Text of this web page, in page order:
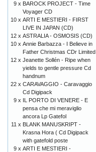
9 x BAROCK PROJECT - Time
Voyager CD
10 x ARTI E MESTIERI - FIRST
LIVE IN JAPAN (CD)
12 x ASTRALIA - OSMOSIS (CD)
10 x Annie Barbazza - I Believe in
Father Christmas CDr Limited
12 x Jeanette Sollén - Ripe when
yields to gentle pressure Cd
handnum
22 x CARAVAGGIO - Caravaggio
Cd Digipack
9 x IL PORTO DI VENERE - E
pensa che mi meraviglio
ancora Lp Gatefol
11 x BLANK MANUSKRIPT -
Krasna Hora ( Cd Digipack
with gatefold poste
9 x ARTI E MESTIERI -